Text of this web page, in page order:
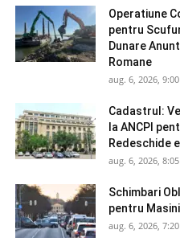
Operatiune
pentru
Dunare
Romane
aug. 6, 2026,
Cadastrul:
la ANCPI
Redeschide
aug. 6, 2026,
Schimbari
pentru
aug. 6, 2026,